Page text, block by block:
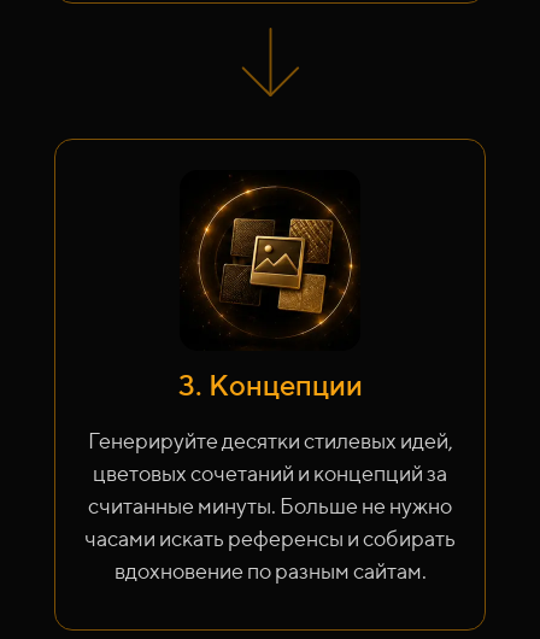
3. Концепции
Генерируйте десятки стилевых идей,
цветовых сочетаний и концепций за
считанные минуты. Больше не нужно
часами искать референсы и собирать
вдохновение по разным сайтам.